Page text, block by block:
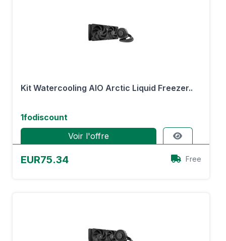
Kit Watercooling AIO Arctic Liquid Freezer..
1fodiscount
Voir l'offre
EUR75.34 Free